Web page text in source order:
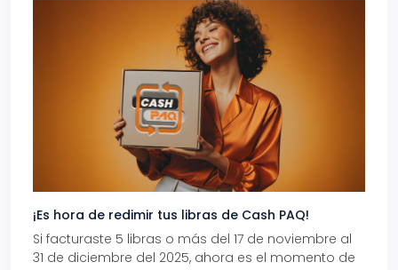
¡Es hora de redimir tus libras de Cash PAQ!
Si facturaste 5 libras o más del 17 de noviembre al
31 de diciembre del 2025, ahora es el momento de